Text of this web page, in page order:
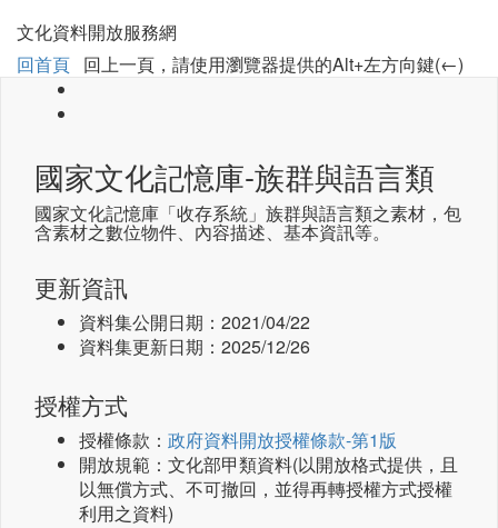
文化資料開放服務網
回首頁 回上一頁，請使用瀏覽器提供的Alt+左方向鍵(←)
國家文化記憶庫-族群與語言類
國家文化記憶庫「收存系統」族群與語言類之素材，包
含素材之數位物件、內容描述、基本資訊等。
更新資訊
資料集公開日期： 2021/04/22
資料集更新日期： 2025/12/26
授權方式
授權條款： 政府資料開放授權條款-第1版
開放規範：文化部甲類資料(以開放格式提供，且
以無償方式、不可撤回，並得再轉授權方式授權
利用之資料)